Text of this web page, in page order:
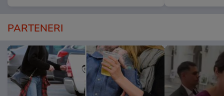
PARTENERI